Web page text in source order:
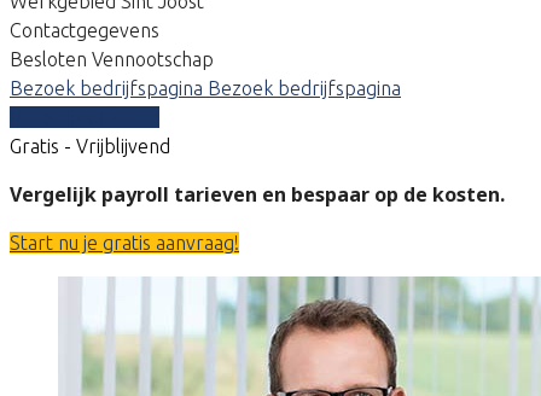
Contactgegevens
Besloten Vennootschap
Bezoek bedrijfspagina Bezoek bedrijfspagina
Gratis - Vrijblijvend
Vergelijk payroll tarieven en bespaar op de kosten.
Start nu je gratis aanvraag!